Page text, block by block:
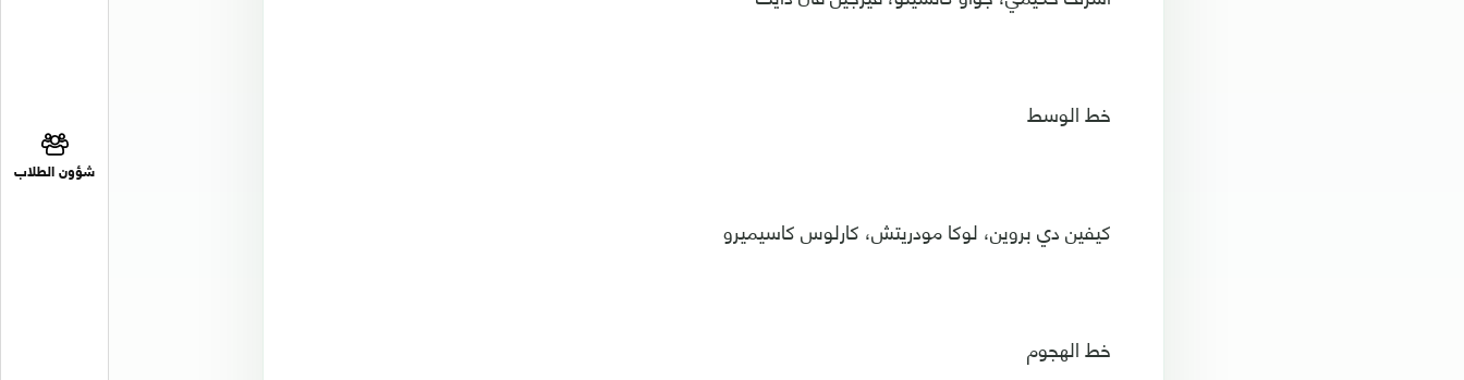
شؤون الطلاب
خط الوسط
كيفين دي بروين، لوكا مودريتش، كارلوس كاسيميرو
خط الهجوم